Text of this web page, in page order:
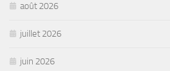
août 2026
juillet 2026
juin 2026